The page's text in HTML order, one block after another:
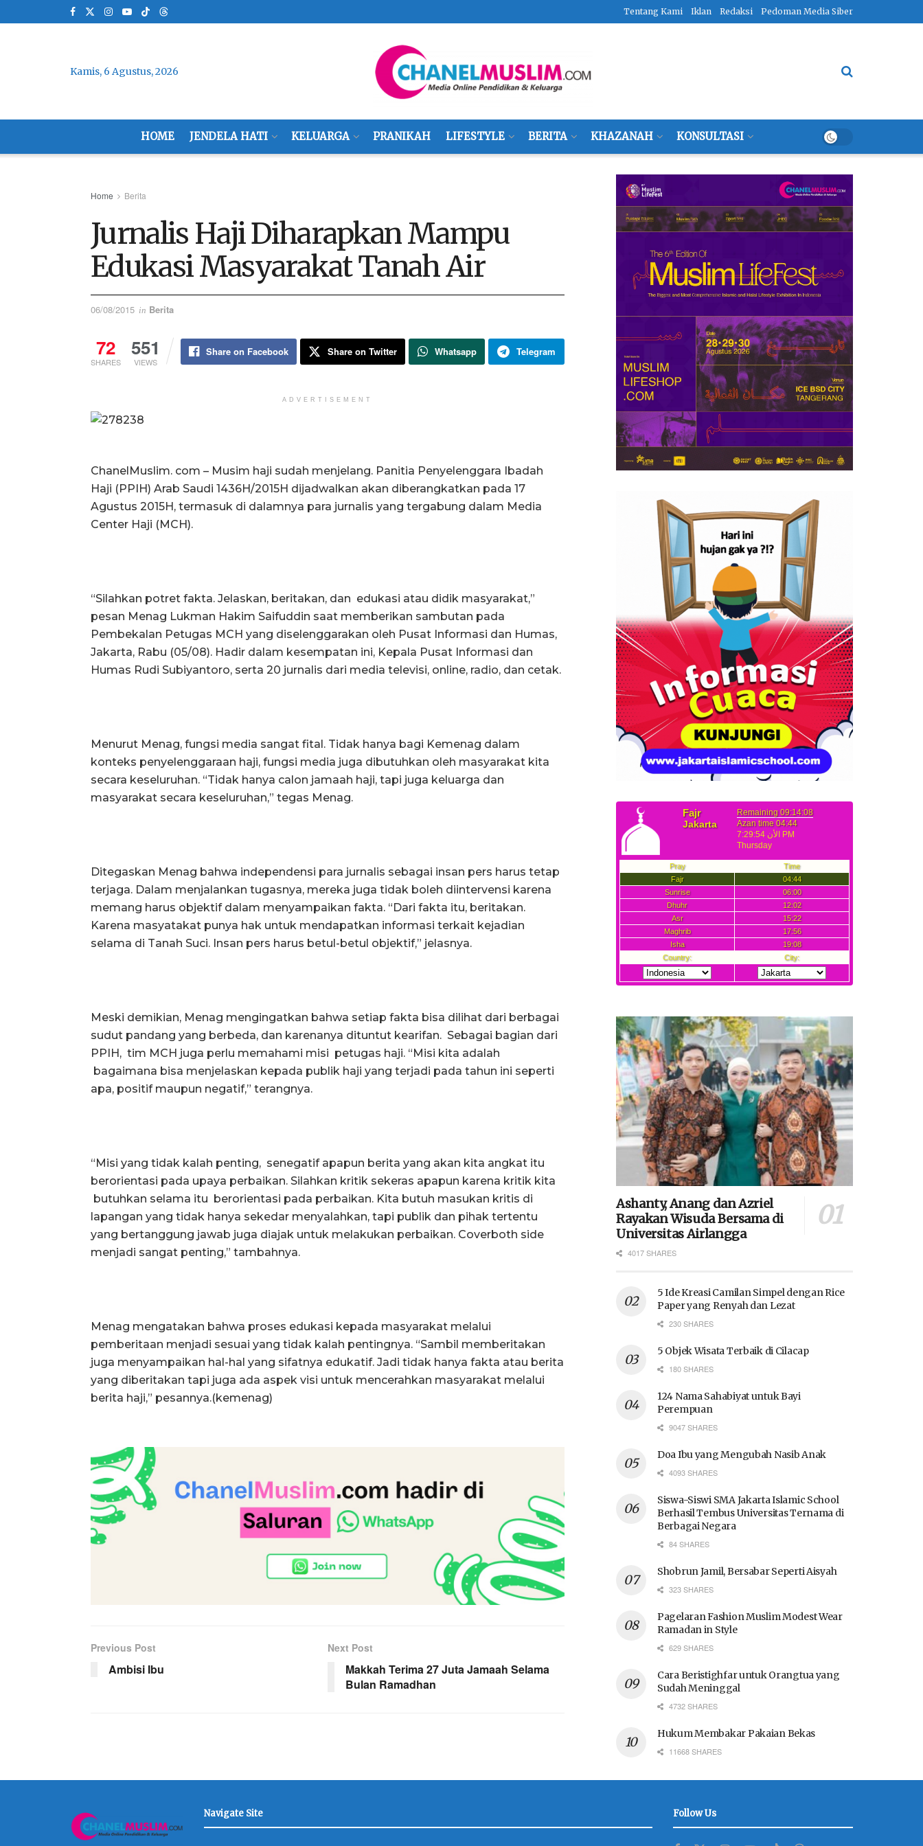
Tentang Kami Iklan Redaksi Pedoman Media Siber
Kamis, 6 Agustus, 2026
HOME JENDELA HATI KELUARGA PRANIKAH LIFESTYLE BERITA KHAZANAH KONSULTASI
Home Berita
Jurnalis Haji Diharapkan Mampu
Edukasi Masyarakat Tanah Air
06/08/2015 in Berita
72
SHARES
551
VIEWS
Share on Facebook Share on Twitter Whatsapp Telegram
ADVERTISEMENT
ChanelMuslim. com – Musim haji sudah menjelang. Panitia Penyelenggara Ibadah
Haji (PPIH) Arab Saudi 1436H/2015H dijadwalkan akan diberangkatkan pada 17
Agustus 2015H, termasuk di dalamnya para jurnalis yang tergabung dalam Media
Center Haji (MCH).
“Silahkan potret fakta. Jelaskan, beritakan, dan edukasi atau didik masyarakat,”
pesan Menag Lukman Hakim Saifuddin saat memberikan sambutan pada
Pembekalan Petugas MCH yang diselenggarakan oleh Pusat Informasi dan Humas,
Jakarta, Rabu (05/08). Hadir dalam kesempatan ini, Kepala Pusat Informasi dan
Humas Rudi Subiyantoro, serta 20 jurnalis dari media televisi, online, radio, dan cetak.
Menurut Menag, fungsi media sangat fital. Tidak hanya bagi Kemenag dalam
konteks penyelenggaraan haji, fungsi media juga dibutuhkan oleh masyarakat kita
secara keseluruhan. “Tidak hanya calon jamaah haji, tapi juga keluarga dan
masyarakat secara keseluruhan,” tegas Menag.
Ditegaskan Menag bahwa independensi para jurnalis sebagai insan pers harus tetap
terjaga. Dalam menjalankan tugasnya, mereka juga tidak boleh diintervensi karena
memang harus objektif dalam menyampaikan fakta. “Dari fakta itu, beritakan.
Karena masyatakat punya hak untuk mendapatkan informasi terkait kejadian
selama di Tanah Suci. Insan pers harus betul-betul objektif,” jelasnya.
Meski demikian, Menag mengingatkan bahwa setiap fakta bisa dilihat dari berbagai
sudut pandang yang berbeda, dan karenanya dituntut kearifan. Sebagai bagian dari
PPIH, tim MCH juga perlu memahami misi petugas haji. “Misi kita adalah
bagaimana bisa menjelaskan kepada publik haji yang terjadi pada tahun ini seperti
apa, positif maupun negatif,” terangnya.
“Misi yang tidak kalah penting, senegatif apapun berita yang akan kita angkat itu
berorientasi pada upaya perbaikan. Silahkan kritik sekeras apapun karena kritik kita
butuhkan selama itu berorientasi pada perbaikan. Kita butuh masukan kritis di
lapangan yang tidak hanya sekedar menyalahkan, tapi publik dan pihak tertentu
yang bertanggung jawab juga diajak untuk melakukan perbaikan. Coverboth side
menjadi sangat penting,” tambahnya.
Menag mengatakan bahwa proses edukasi kepada masyarakat melalui
pemberitaan menjadi sesuai yang tidak kalah pentingnya. “Sambil memberitakan
juga menyampaikan hal-hal yang sifatnya edukatif. Jadi tidak hanya fakta atau berita
yang diberitakan tapi juga ada aspek visi untuk mencerahkan masyarakat melalui
berita haji,” pesannya.(kemenag)
Previous Post
Ambisi Ibu
Next Post
Makkah Terima 27 Juta Jamaah Selama
Bulan Ramadhan
Ashanty, Anang dan Azriel
Rayakan Wisuda Bersama di
Universitas Airlangga
4017 SHARES
5 Ide Kreasi Camilan Simpel dengan Rice
Paper yang Renyah dan Lezat
230 SHARES
5 Objek Wisata Terbaik di Cilacap
180 SHARES
124 Nama Sahabiyat untuk Bayi
Perempuan
9047 SHARES
Doa Ibu yang Mengubah Nasib Anak
4093 SHARES
Siswa-Siswi SMA Jakarta Islamic School
Berhasil Tembus Universitas Ternama di
Berbagai Negara
84 SHARES
Shobrun Jamil, Bersabar Seperti Aisyah
323 SHARES
Pagelaran Fashion Muslim Modest Wear
Ramadan in Style
629 SHARES
Cara Beristighfar untuk Orangtua yang
Sudah Meninggal
4732 SHARES
Hukum Membakar Pakaian Bekas
11668 SHARES
Navigate Site Follow Us